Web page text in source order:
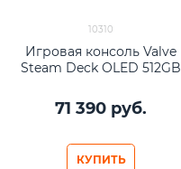
10310
Игровая консоль Valve
Steam Deck OLED 512GB
71 390 руб.
КУПИТЬ